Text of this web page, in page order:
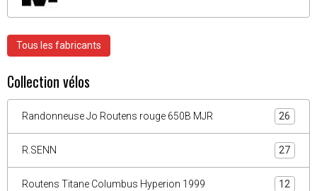
Tous les fabricants
Collection vélos
Randonneuse Jo Routens rouge 650B MJR 26
R.SENN 27
Routens Titane Columbus Hyperion 1999 12